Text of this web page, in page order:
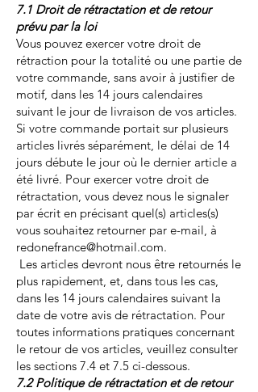
7.1 Droit de rétractation et de retour
prévu par la loi
Vous pouvez exercer votre droit de
rétraction pour la totalité ou une partie de
votre commande, sans avoir à justifier de
motif, dans les 14 jours calendaires
suivant le jour de livraison de vos articles.
Si votre commande portait sur plusieurs
articles livrés séparément, le délai de 14
jours débute le jour où le dernier article a
été livré. Pour exercer votre droit de
rétractation, vous devez nous le signaler
par écrit en précisant quel(s) articles(s)
vous souhaitez retourner par e-mail, à
redonefrance@hotmail.com.
Les articles devront nous être retournés le
plus rapidement, et, dans tous les cas,
dans les 14 jours calendaires suivant la
date de votre avis de rétractation. Pour
toutes informations pratiques concernant
le retour de vos articles, veuillez consulter
les sections 7.4 et 7.5 ci-dessous.
7.2 Politique de rétractation et de retour